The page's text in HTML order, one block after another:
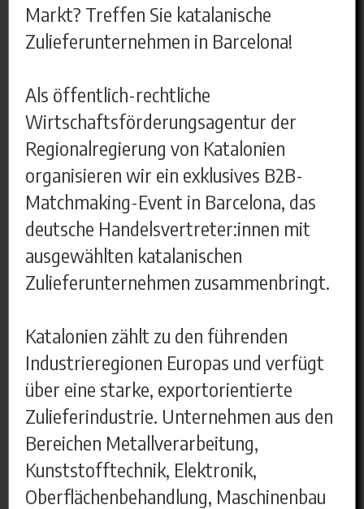
Markt? Treffen Sie katalanische
Zulieferunternehmen in Barcelona!
Als öffentlich-rechtliche
Wirtschaftsförderungsagentur der
Regionalregierung von Katalonien
organisieren wir ein exklusives B2B-
Matchmaking-Event in Barcelona, das
deutsche Handelsvertreter:innen mit
ausgewählten katalanischen
Zulieferunternehmen zusammenbringt.
Katalonien zählt zu den führenden
Industrieregionen Europas und verfügt
über eine starke, exportorientierte
Zulieferindustrie. Unternehmen aus den
Bereichen Metallverarbeitung,
Kunststofftechnik, Elektronik,
Oberflächenbehandlung, Maschinenbau